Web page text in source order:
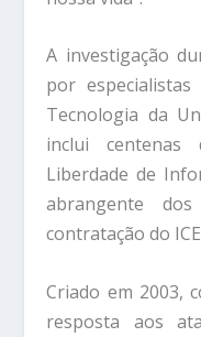
A investigação
por
Tecnologia da
inclui
Liberdade de
abrangente
contratação do
Criado em 2003,
resposta aos